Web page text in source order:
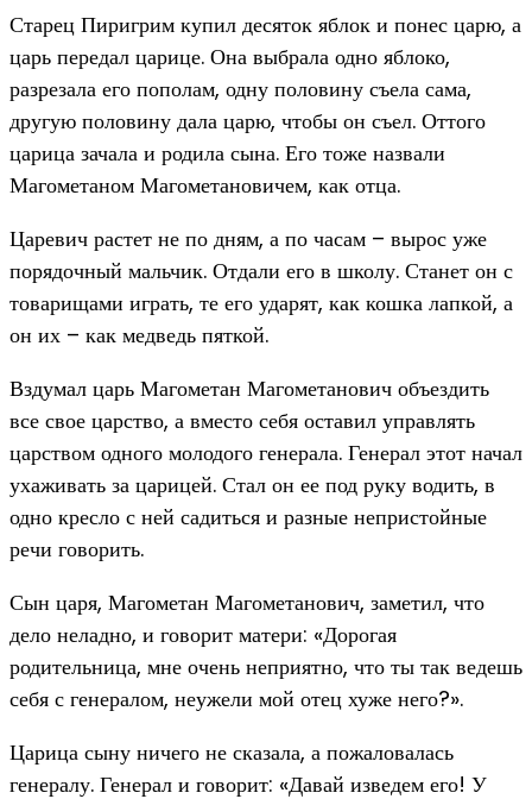
Старец Пиригрим купил десяток яблок и понес царю, а
царь передал царице. Она выбрала одно яблоко,
разрезала его пополам, одну половину съела сама,
другую половину дала царю, чтобы он съел. Оттого
царица зачала и родила сына. Его тоже назвали
Магометаном Магометановичем, как отца.
Царевич растет не по дням, а по часам – вырос уже
порядочный мальчик. Отдали его в школу. Станет он с
товарищами играть, те его ударят, как кошка лапкой, а
он их – как медведь пяткой.
Вздумал царь Магометан Магометанович объездить
все свое царство, а вместо себя оставил управлять
царством одного молодого генерала. Генерал этот начал
ухаживать за царицей. Стал он ее под руку водить, в
одно кресло с ней садиться и разные непристойные
речи говорить.
Сын царя, Магометан Магометанович, заметил, что
дело неладно, и говорит матери: «Дорогая
родительница, мне очень неприятно, что ты так ведешь
себя с генералом, неужели мой отец хуже него?».
Царица сыну ничего не сказала, а пожаловалась
генералу. Генерал и говорит: «Давай изведем его! У